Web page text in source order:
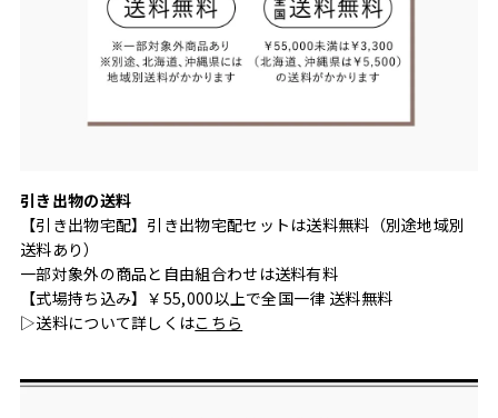
引き出物の送料
【引き出物宅配】引き出物宅配セットは送料無料（別途地域別
送料あり）
一部対象外の商品と自由組合わせは送料有料
【式場持ち込み】￥55,000以上で全国一律 送料無料
▷送料について詳しくはこちら